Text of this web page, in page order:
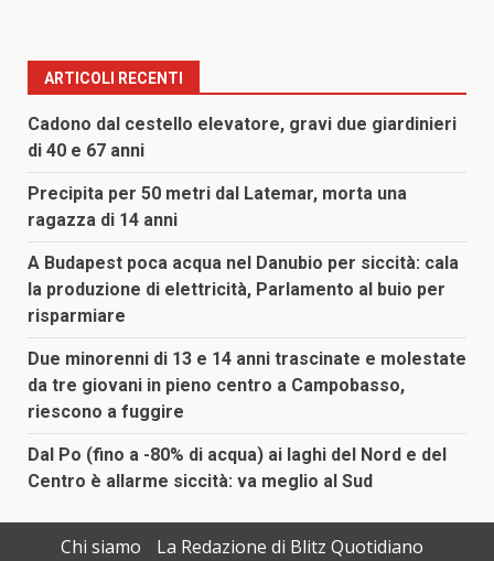
ARTICOLI RECENTI
Cadono dal cestello elevatore, gravi due giardinieri
di 40 e 67 anni
Precipita per 50 metri dal Latemar, morta una
ragazza di 14 anni
A Budapest poca acqua nel Danubio per siccità: cala
la produzione di elettricità, Parlamento al buio per
risparmiare
Due minorenni di 13 e 14 anni trascinate e molestate
da tre giovani in pieno centro a Campobasso,
riescono a fuggire
Dal Po (fino a -80% di acqua) ai laghi del Nord e del
Centro è allarme siccità: va meglio al Sud
Chi siamo
La Redazione di Blitz Quotidiano